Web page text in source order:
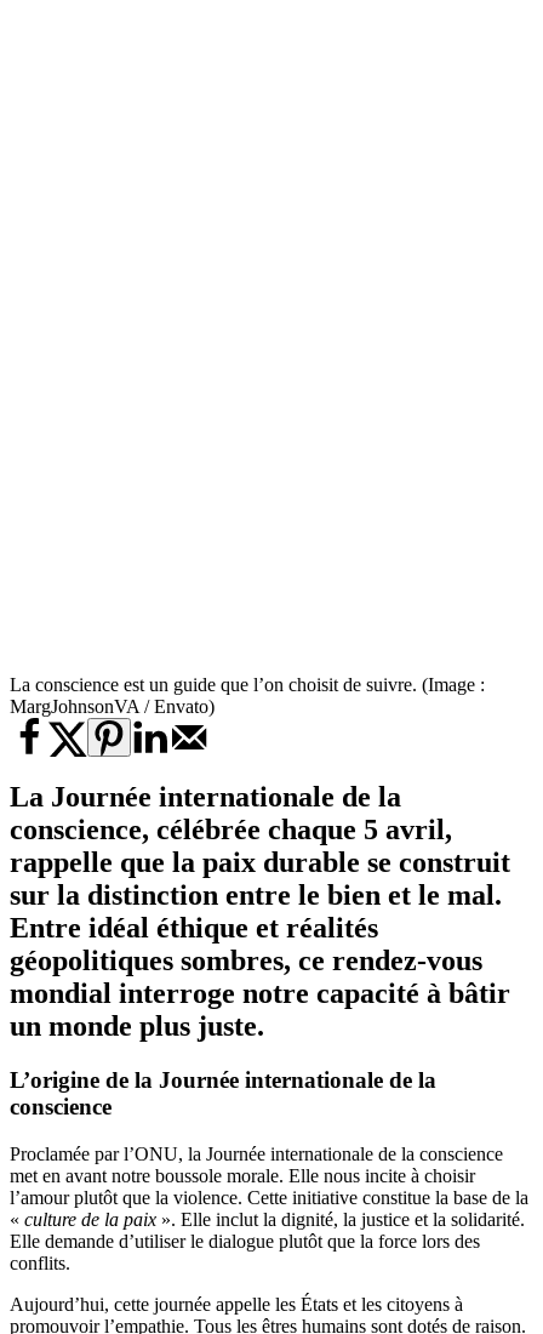
La conscience est un guide que l’on choisit de suivre. (Image :
MargJohnsonVA / Envato)
La Journée internationale de la
conscience, célébrée chaque 5 avril,
rappelle que la paix durable se construit
sur la distinction entre le bien et le mal.
Entre idéal éthique et réalités
géopolitiques sombres, ce rendez-vous
mondial interroge notre capacité à bâtir
un monde plus juste.
L’origine de la Journée internationale de la
conscience
Proclamée par l’ONU, la Journée internationale de la conscience
met en avant notre boussole morale. Elle nous incite à choisir
l’amour plutôt que la violence. Cette initiative constitue la base de la
« culture de la paix ». Elle inclut la dignité, la justice et la solidarité.
Elle demande d’utiliser le dialogue plutôt que la force lors des
conflits.
Aujourd’hui, cette journée appelle les États et les citoyens à
promouvoir l’empathie. Tous les êtres humains sont dotés de raison.